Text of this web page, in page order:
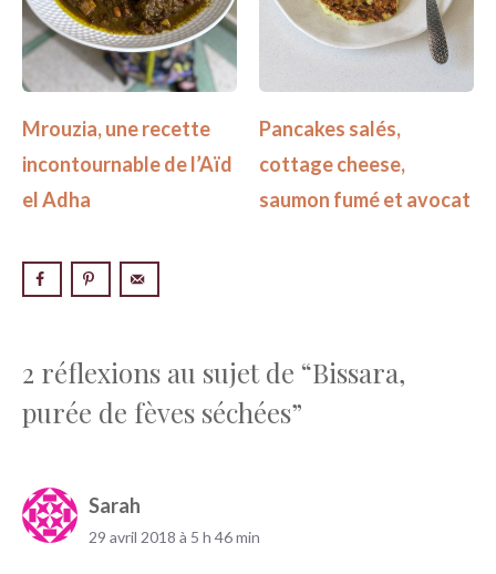
Mrouzia, une recette
incontournable de l’Aïd
el Adha
Pancakes salés,
cottage cheese,
saumon fumé et avocat
2 réflexions au sujet de “Bissara,
purée de fèves séchées”
Sarah
29 avril 2018 à 5 h 46 min